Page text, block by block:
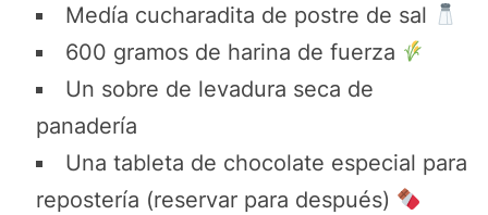
Medía cucharadita de postre de sal
600 gramos de harina de fuerza
Un sobre de levadura seca de
panadería
Una tableta de chocolate especial para
repostería (reservar para después)